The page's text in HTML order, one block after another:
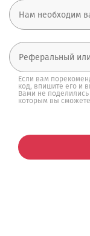
Если вам
код, впишите его и
Вами не поделились
которым вы